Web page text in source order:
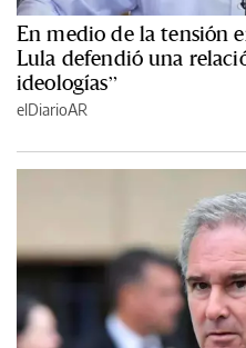
En medio de la tensión
Lula defendió una
ideologías”
elDiarioAR